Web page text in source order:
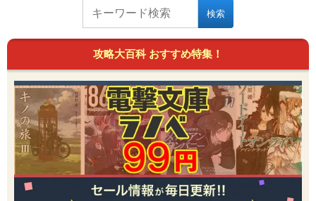
検索
攻略大百科 おすすめ特集！